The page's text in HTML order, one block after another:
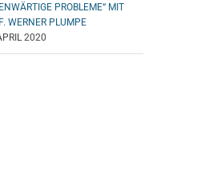
PROBLEME“ MIT
WERNER PLUMPE
2020